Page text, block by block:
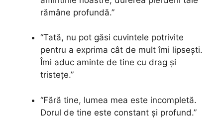
rămâne profundă.”
“Tată, nu pot găsi cuvintele potrivite
pentru a exprima cât de mult îmi lipsești.
Îmi aduc aminte de tine cu drag și
tristețe.”
“Fără tine, lumea mea este incompletă.
Dorul de tine este constant și profund.”